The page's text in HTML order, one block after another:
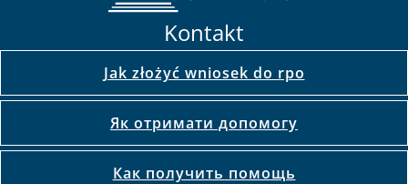
Kontakt
Jak złożyć wniosek do rpo
Як отримати допомогу
Как получить помощь